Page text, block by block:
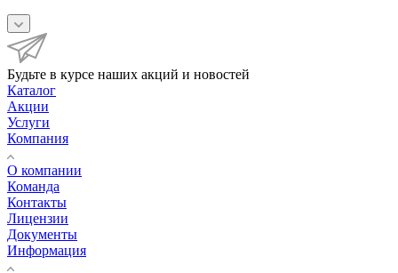
Будьте в курсе наших акций и новостей
Каталог
Акции
Услуги
Компания
О компании
Команда
Контакты
Лицензии
Документы
Информация